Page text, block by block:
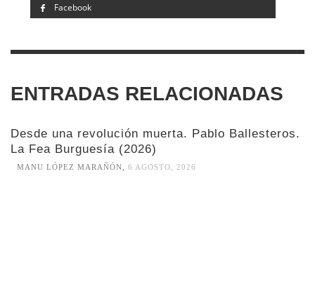
Facebook
ENTRADAS RELACIONADAS
Desde una revolución muerta. Pablo Ballesteros.
La Fea Burguesía (2026)
MANU LÓPEZ MARAÑÓN 6 AGOSTO, 2026